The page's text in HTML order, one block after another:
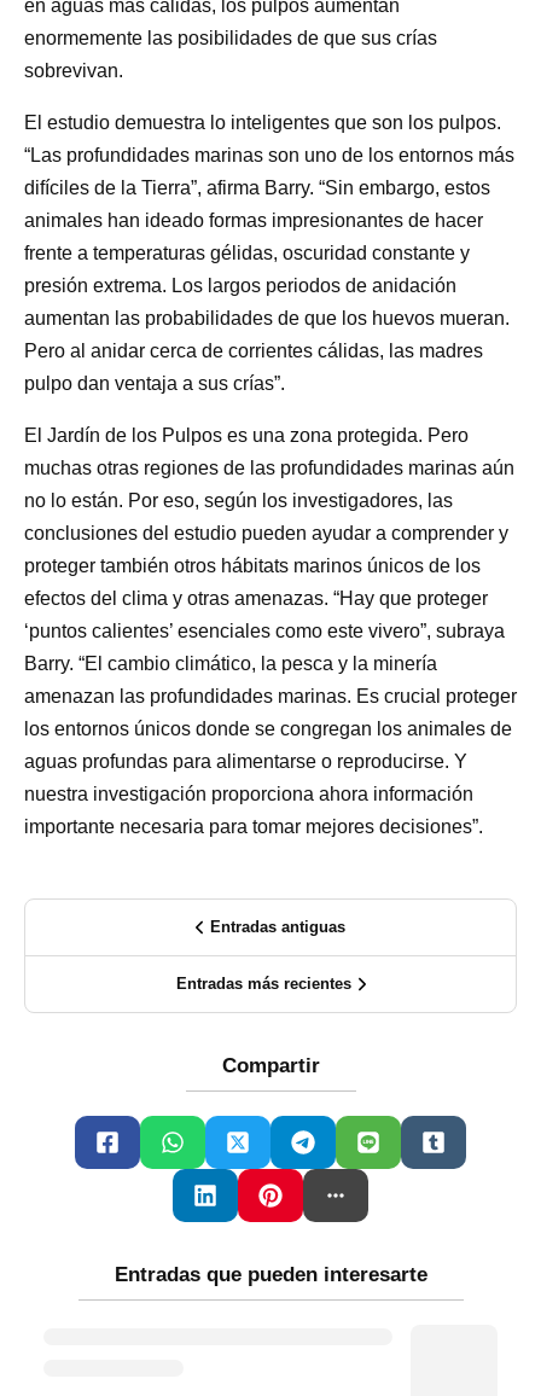
en aguas más cálidas, los pulpos aumentan
enormemente las posibilidades de que sus crías
sobrevivan.
El estudio demuestra lo inteligentes que son los pulpos.
“Las profundidades marinas son uno de los entornos más
difíciles de la Tierra”, afirma Barry. “Sin embargo, estos
animales han ideado formas impresionantes de hacer
frente a temperaturas gélidas, oscuridad constante y
presión extrema. Los largos periodos de anidación
aumentan las probabilidades de que los huevos mueran.
Pero al anidar cerca de corrientes cálidas, las madres
pulpo dan ventaja a sus crías”.
El Jardín de los Pulpos es una zona protegida. Pero
muchas otras regiones de las profundidades marinas aún
no lo están. Por eso, según los investigadores, las
conclusiones del estudio pueden ayudar a comprender y
proteger también otros hábitats marinos únicos de los
efectos del clima y otras amenazas. “Hay que proteger
‘puntos calientes’ esenciales como este vivero”, subraya
Barry. “El cambio climático, la pesca y la minería
amenazan las profundidades marinas. Es crucial proteger
los entornos únicos donde se congregan los animales de
aguas profundas para alimentarse o reproducirse. Y
nuestra investigación proporciona ahora información
importante necesaria para tomar mejores decisiones”.
Entradas antiguas
Entradas más recientes
Compartir
Entradas que pueden interesarte